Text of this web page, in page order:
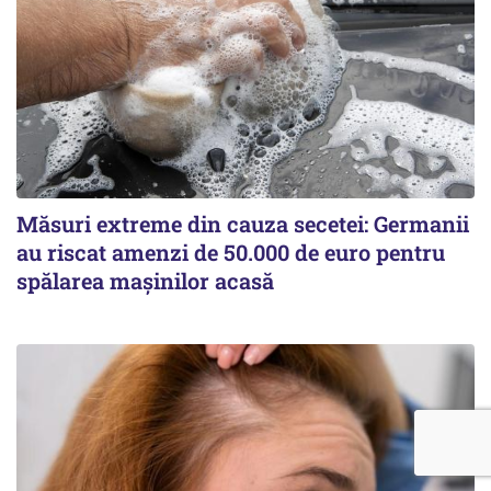
Măsuri extreme din cauza secetei: Germanii
au riscat amenzi de 50.000 de euro pentru
spălarea mașinilor acasă